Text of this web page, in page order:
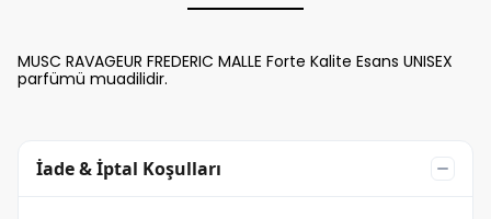
MUSC RAVAGEUR FREDERIC MALLE Forte Kalite Esans UNISEX
parfümü muadilidir.
İade & İptal Koşulları